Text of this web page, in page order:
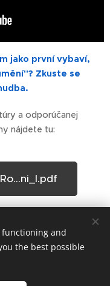
jako první vybaví,
Zkuste se
a odporúčanej
nájdete tu:
functioning and
the best possible